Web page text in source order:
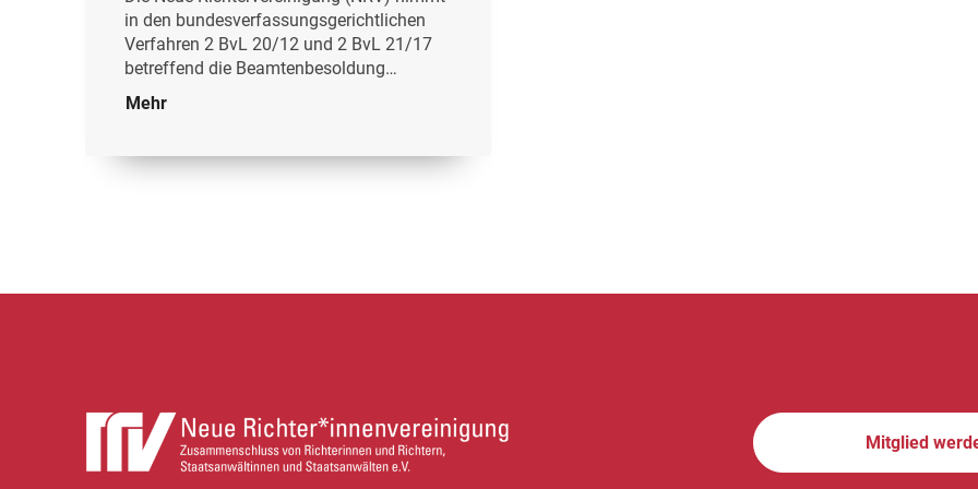
in den bundesverfassungsgerichtlichen
Verfahren 2 BvL 20/12 und 2 BvL 21/17
betreffend die Beamtenbesoldung…
Mehr
Mitglied